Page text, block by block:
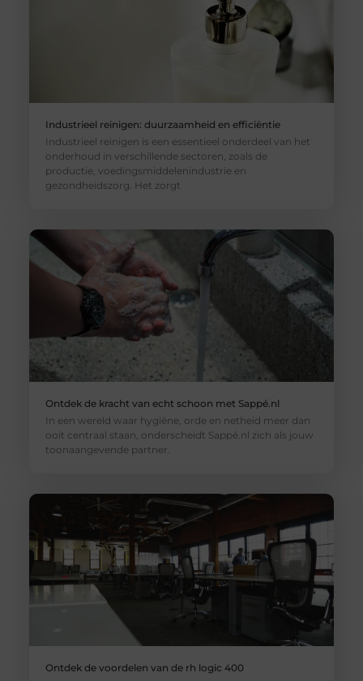
Industrieel reinigen: duurzaamheid en efficiëntie
Industrieel reinigen is een essentieel onderdeel van het
onderhoud in verschillende sectoren, zoals de
productie, voedingsmiddelenindustrie en
gezondheidszorg. Het zorgt
Ontdek de kracht van echt schoon met Sappé.nl
In een wereld waar hygiëne, orde en netheid meer dan
ooit centraal staan, onderscheidt Sappé.nl zich als jouw
toonaangevende partner.
Ontdek de voordelen van de rh logic 400